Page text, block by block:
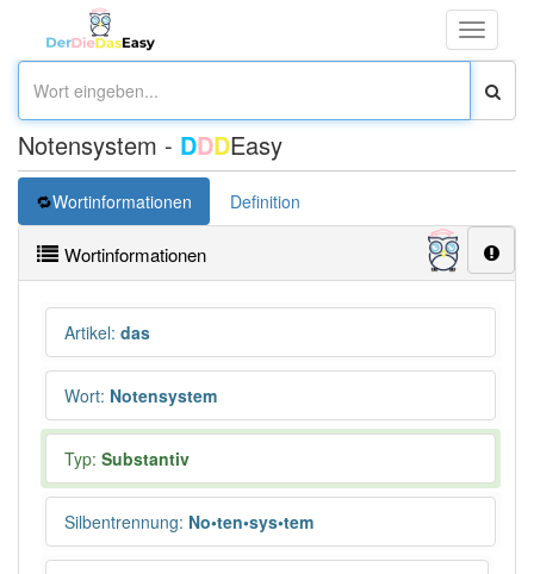
Toggle
Notensystem - DDDEasy
Wortinformationen Definition
Wortinformationen
Artikel: das
Wort: Notensystem
Typ: Substantiv
Silbentrennung: No•ten•sys•tem